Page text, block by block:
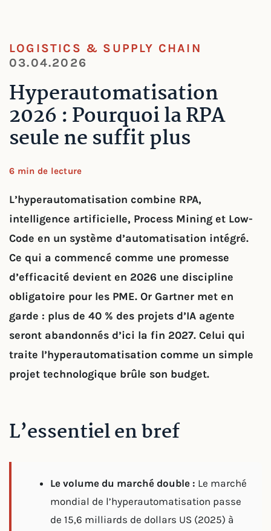
LOGISTICS & SUPPLY CHAIN
03.04.2026
Hyperautomatisation
2026 : Pourquoi la RPA
seule ne suffit plus
6 min de lecture
L’hyperautomatisation combine RPA,
intelligence artificielle, Process Mining et Low-
Code en un système d’automatisation intégré.
Ce qui a commencé comme une promesse
d’efficacité devient en 2026 une discipline
obligatoire pour les PME. Or Gartner met en
garde : plus de 40 % des projets d’IA agente
seront abandonnés d’ici la fin 2027. Celui qui
traite l’hyperautomatisation comme un simple
projet technologique brûle son budget.
L’essentiel en bref
Le volume du marché double : Le marché
mondial de l’hyperautomatisation passe
de 15,6 milliards de dollars US (2025) à